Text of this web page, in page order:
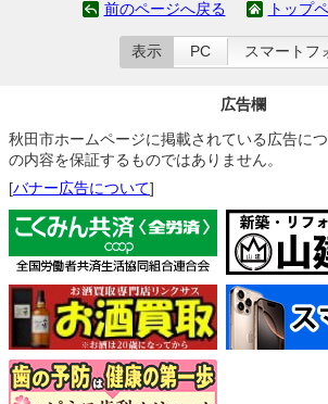
前のページへ戻る トップ
表示 PC スマートフ
広告欄
秋田市ホームページに掲載されている広告に
の内容を保証するものではありません。
[バナー広告について]